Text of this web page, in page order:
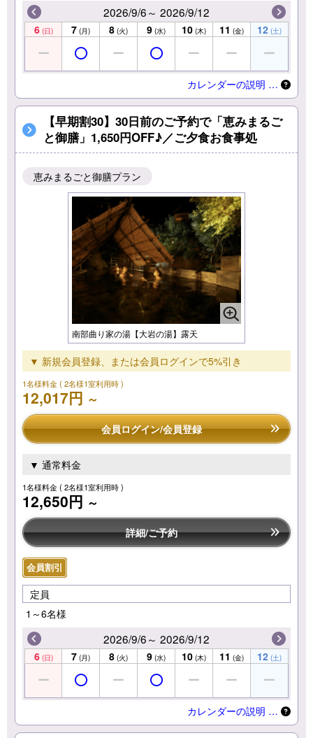
2026/9/6～ 2026/9/12
6 (日) 7 (月) 8 (火) 9 (水) 10 (木) 11 (金) 12 (土)
カレンダーの説明 …
【早期割30】30日前のご予約で「恵みまるご
と御膳」1,650円OFF♪／ご夕食お食事処
恵みまるごと御膳プラン
南部曲り家の湯【大岩の湯】露天
▼ 新規会員登録、または会員ログインで5%引き
1名様料金( 2名様1室利用時 )
12,017円 ～
会員ログイン/会員登録
▼ 通常料金
1名様料金( 2名様1室利用時 )
12,650円 ～
詳細/ご予約
会員割引
定員
1～6名様
2026/9/6～ 2026/9/12
6 (日) 7 (月) 8 (火) 9 (水) 10 (木) 11 (金) 12 (土)
カレンダーの説明 …